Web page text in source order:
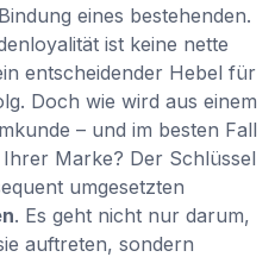
eines bestehenden.
ist keine nette
entscheidender Hebel für
Doch wie wird aus einem
– und im besten Fall
Marke? Der Schlüssel
umgesetzten
. Es geht nicht nur darum,
auftreten, sondern